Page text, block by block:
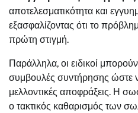
αποτελεσματικότητα και
εξασφαλίζοντας ότι το
πρώτη στιγμή.
Παράλληλα, οι ειδικοί
συμβουλές συντήρησης ώστε
μελλοντικές αποφράξεις. Η
ο τακτικός καθαρισμός των